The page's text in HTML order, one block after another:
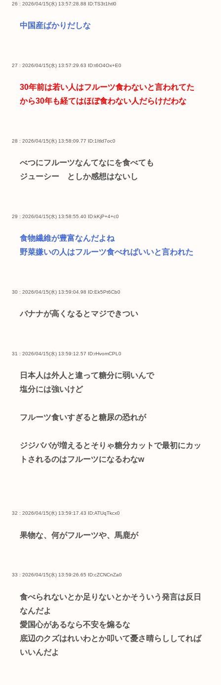
26 : 2026/04/15(水) 13:57:28.88 ID:TS3t1htl0
中国産ばかりだしな
27 : 2026/04/15(水) 13:57:29.63 ID:t6O4Ox+E0
30年前は若い人はフルーツ食わないと言われてた
から30年も経てはほぼ食わない人だらけだわな
28 : 2026/04/15(水) 13:58:09.77 ID:1Itld7oc0
べつにフルーツなんてなにを食べても
ジューシー としか感想はないし
29 : 2026/04/15(水) 13:58:55.40 ID:kKjP+4+c0
食物繊維が豊富なんだよね
野菜嫌いの人はフルーツ食べればいいと言われた
30 : 2026/04/15(水) 13:59:04.98 ID:Ek5Pt6Cb0
バナナが高くなるとマジできつい
31 : 2026/04/15(水) 13:59:12.57 ID:rHvomCPL0
日本人は外人と違って糖分に弱いんで
塩分には強いけど
フルーツ食いすぎると糖尿の恐れが
ジジババが増えるとそりゃ糖分カットで最初にカッ
トされるのはフルーツになるわなw
32 : 2026/04/15(水) 13:59:17.43 ID:ATUqTkcx0
果物な、何がフルーツや、馬鹿が
33 : 2026/04/15(水) 13:59:26.65 ID:cZCNCnZa0
食べられないとか足りないとかそういう発言は反日
なんだよ
愛国心があるなら不安を煽るな
底辺のクズはれいわとか叩いて憂さ晴らししてれば
いいんだよ